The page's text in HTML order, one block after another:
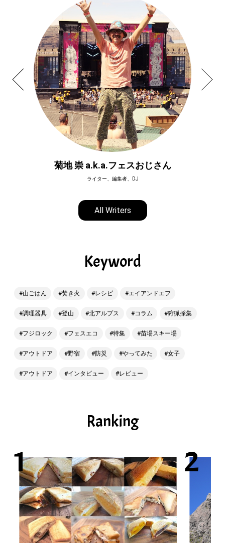
菊地 崇 a.k.a.フェスおじさん
ライター、編集者、DJ
All Writers
Keyword
山ごはん 焚き火 レシピ エイアンドエフ
調理器具 登山 北アルプス コラム 狩猟採集
フジロック フェスエコ 特集 苗場スキー場
アウトドア 野宿 防災 やってみた 女子
アウトドア インタビュー レビュー
Ranking